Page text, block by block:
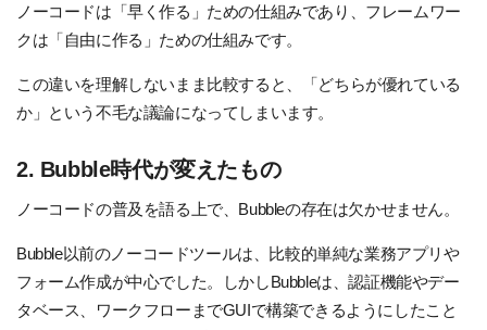
ノーコードは「早く作る」ための仕組みであり、フレームワー
クは「自由に作る」ための仕組みです。
この違いを理解しないまま比較すると、「どちらが優れている
か」という不毛な議論になってしまいます。
2. Bubble時代が変えたもの
ノーコードの普及を語る上で、Bubbleの存在は欠かせません。
Bubble以前のノーコードツールは、比較的単純な業務アプリや
フォーム作成が中心でした。しかしBubbleは、認証機能やデー
タベース、ワークフローまでGUIで構築できるようにしたこと